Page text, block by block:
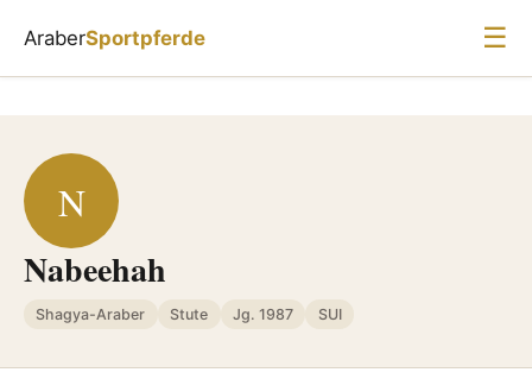
AraberSportpferde ☰
N
Nabeehah
Shagya-Araber Stute Jg. 1987 SUI